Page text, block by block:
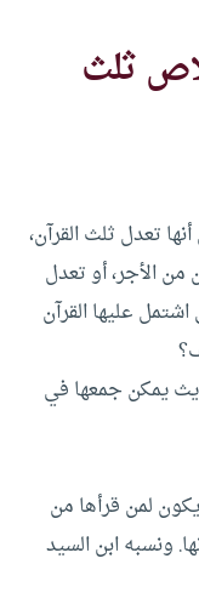
ثلث
تعدل ثلث القرآن،
من الأجر، أو تعدل
عليها القرآن
يمكن جمعها في
لمن قرأها من
ونسبه ابن السيد